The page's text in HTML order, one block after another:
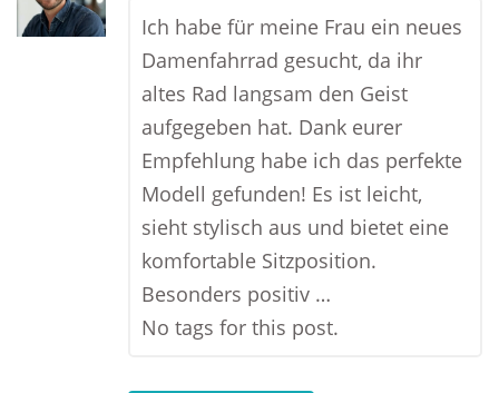
Ich habe für meine Frau ein neues
Damenfahrrad gesucht, da ihr
altes Rad langsam den Geist
aufgegeben hat. Dank eurer
Empfehlung habe ich das perfekte
Modell gefunden! Es ist leicht,
sieht stylisch aus und bietet eine
komfortable Sitzposition.
Besonders positiv …
No tags for this post.